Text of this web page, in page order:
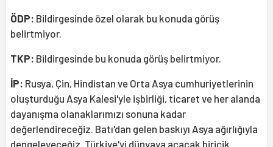
ÖDP: Bildirgesinde özel olarak bu konuda görüş
belirtmiyor.
TKP: Bildirgesinde bu konuda görüş belirtmiyor.
İP: Rusya, Çin, Hindistan ve Orta Asya cumhuriyetlerinin
oluşturduğu Asya Kalesi'yle işbirliği, ticaret ve her alanda
dayanışma olanaklarımızı sonuna kadar
değerlendireceğiz. Batı'dan gelen baskıyı Asya ağırlığıyla
dengeleyeceğiz. Türkiye'yi dünyaya açacak biricik